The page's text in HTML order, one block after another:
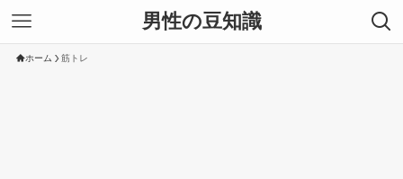
男性の豆知識
ホーム 筋トレ